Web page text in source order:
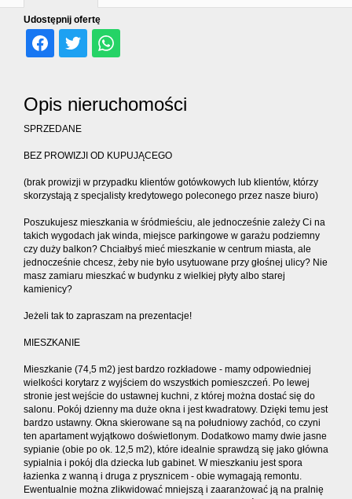
Udostępnij ofertę
Opis nieruchomości
SPRZEDANE
BEZ PROWIZJI OD KUPUJĄCEGO
(brak prowizji w przypadku klientów gotówkowych lub klientów, którzy
skorzystają z specjalisty kredytowego poleconego przez nasze biuro)
Poszukujesz mieszkania w śródmieściu, ale jednocześnie zależy Ci na
takich wygodach jak winda, miejsce parkingowe w garażu podziemny
czy duży balkon? Chciałbyś mieć mieszkanie w centrum miasta, ale
jednocześnie chcesz, żeby nie było usytuowane przy głośnej ulicy? Nie
masz zamiaru mieszkać w budynku z wielkiej płyty albo starej
kamienicy?
Jeżeli tak to zapraszam na prezentacje!
MIESZKANIE
Mieszkanie (74,5 m2) jest bardzo rozkładowe - mamy odpowiedniej
wielkości korytarz z wyjściem do wszystkich pomieszczeń. Po lewej
stronie jest wejście do ustawnej kuchni, z której można dostać się do
salonu. Pokój dzienny ma duże okna i jest kwadratowy. Dzięki temu jest
bardzo ustawny. Okna skierowane są na południowy zachód, co czyni
ten apartament wyjątkowo doświetlonym. Dodatkowo mamy dwie jasne
sypianie (obie po ok. 12,5 m2), które idealnie sprawdzą się jako główna
sypialnia i pokój dla dziecka lub gabinet. W mieszkaniu jest spora
łazienka z wanną i druga z prysznicem - obie wymagają remontu.
Ewentualnie można zlikwidować mniejszą i zaaranżować ją na pralnię